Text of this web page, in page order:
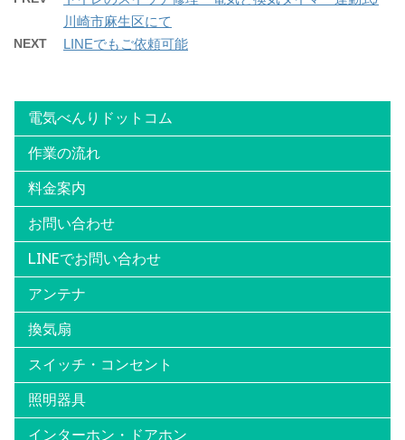
川崎市麻生区にて
NEXT LINEでもご依頼可能
電気べんりドットコム
作業の流れ
料金案内
お問い合わせ
LINEでお問い合わせ
アンテナ
換気扇
スイッチ・コンセント
照明器具
インターホン・ドアホン